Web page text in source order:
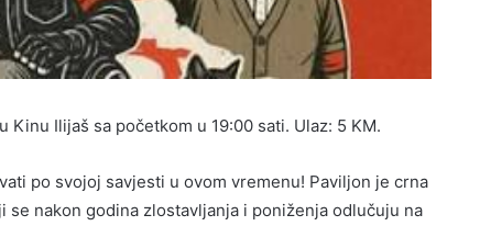
Ilijaš sa početkom u 19:00 sati. Ulaz: 5 KM.
po svojoj savjesti u ovom vremenu! Paviljon je crna
se nakon godina zlostavljanja i poniženja odlučuju na